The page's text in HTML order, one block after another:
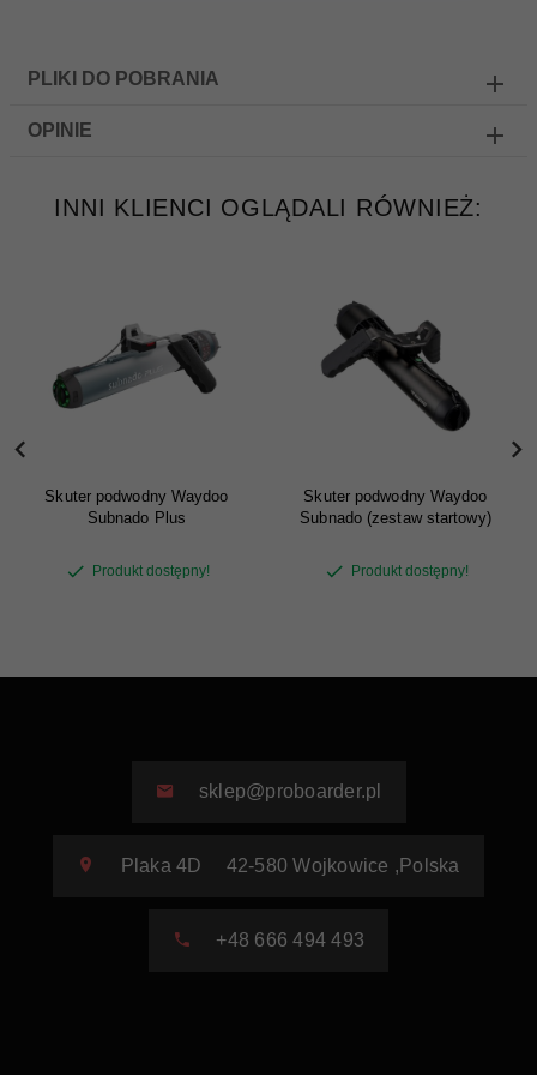
PLIKI DO POBRANIA
OPINIE
INNI KLIENCI OGLĄDALI RÓWNIEŻ:
Skuter podwodny Waydoo
Subnado Plus
Produkt dostępny!
Skuter podwodny Waydoo
Subnado (zestaw startowy)
Produkt dostępny!
sklep@proboarder.pl
Plaka 4D 42-580 Wojkowice , Polska
+48 666 494 493